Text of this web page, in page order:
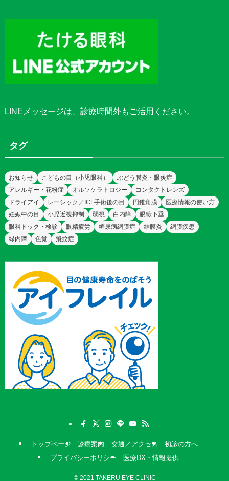
LINEメッセージは、診療時間外もご活用ください。
タグ
お知らせ こどもの目（小児眼科）
ぶどう膜炎・眼炎症
アレルギー・花粉症
オルソケラトロジー
コンタクトレンズ
ドライアイ
レーシック／ICL手術後の目 円錐角膜
医療情報の使い方
妊娠中の目
小児近視抑制 弱視 白内障
眼瞼下垂
眼科ドック・検診
眼精疲労 糖尿病網膜症 結膜炎
網膜疾患
緑内障
色覚 飛蚊症
トップページ 診療案内 交通／アクセス
初診の方へ
プライバシーポリシー
医療DX・情報提供
©2021 TAKERU EYE CLINIC